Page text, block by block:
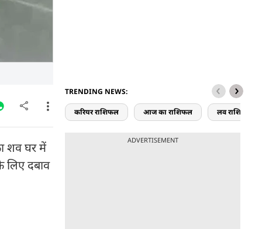
शव घर में
लिए दबाव
TRENDING NEWS:
करियर राशिफल आज का राशिफल लव राशिफल
ADVERTISEMENT